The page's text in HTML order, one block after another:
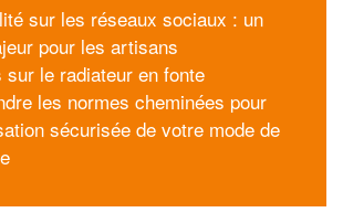
sur les réseaux sociaux : un
pour les artisans
sur le radiateur en fonte
les normes cheminées pour
sécurisée de votre mode de